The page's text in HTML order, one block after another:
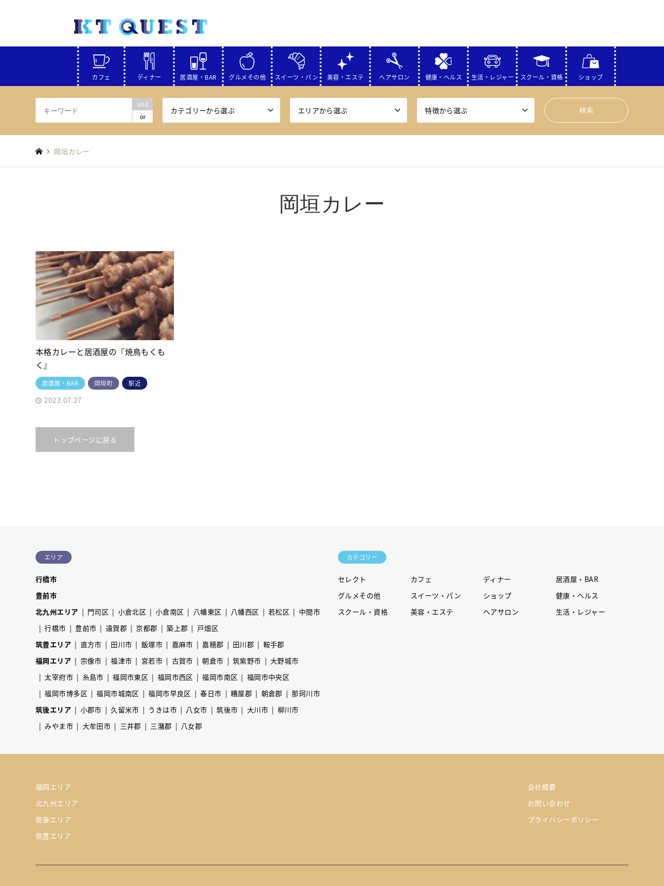
カフェ ディナー 居酒屋・BAR グルメその他 スイーツ・パン 美容・エステ ヘアサロン 健康・ヘルス 生活・レジャー スクール・資格 ショップ
and
or
カテゴリーから選ぶ エリアから選ぶ 特徴から選ぶ
岡垣カレー
岡垣カレー
本格カレーと居酒屋の『焼鳥もくも
く』
居酒屋・BAR 岡垣町 駅近
2023.07.27
トップページに戻る
エリア
行橋市
豊前市
北九州エリア
門司区 小倉北区 小倉南区 八幡東区 八幡西区 若松区
中間市
行橋市
豊前市 遠賀郡 京都郡 築上郡
戸畑区
筑豊エリア
直方市 田川市 飯塚市 嘉麻市 嘉穂郡 田川郡
鞍手郡
福岡エリア
宗像市 福津市 宮若市 古賀市 朝倉市 筑紫野市
大野城市
太宰府市
糸島市 福岡市東区 福岡市西区 福岡市南区
福岡市中央区
福岡市博多区
福岡市城南区 福岡市早良区 春日市 糟屋郡 朝倉郡
那珂川市
筑後エリア
小郡市 久留米市 うきは市 八女市 筑後市 大川市
柳川市
みやま市
大牟田市 三井郡 三潴郡 八女郡
カテゴリー
セレクト カフェ ディナー
居酒屋・BAR
グルメその他
スイーツ・パン ショップ
健康・ヘルス
スクール・資格
美容・エステ ヘアサロン 生活・レジャー
福岡エリア
北九州エリア
筑後エリア
筑豊エリア
会社概要
お問い合わせ
プライバシーポリシー